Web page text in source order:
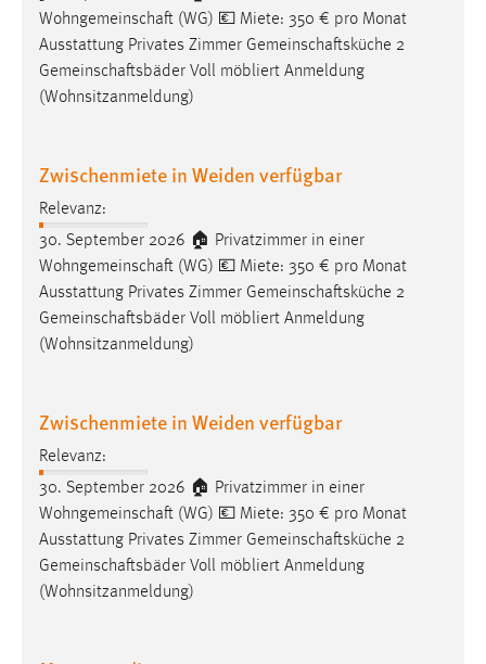
Wohngemeinschaft (WG) 💶 Miete: 350 € pro Monat
Ausstattung Privates Zimmer Gemeinschaftsküche 2
Gemeinschaftsbäder Voll möbliert Anmeldung
(Wohnsitzanmeldung)
Zwischenmiete in Weiden verfügbar
Relevanz:
30. September 2026 🏠 Privatzimmer in einer
Wohngemeinschaft (WG) 💶 Miete: 350 € pro Monat
Ausstattung Privates Zimmer Gemeinschaftsküche 2
Gemeinschaftsbäder Voll möbliert Anmeldung
(Wohnsitzanmeldung)
Zwischenmiete in Weiden verfügbar
Relevanz:
30. September 2026 🏠 Privatzimmer in einer
Wohngemeinschaft (WG) 💶 Miete: 350 € pro Monat
Ausstattung Privates Zimmer Gemeinschaftsküche 2
Gemeinschaftsbäder Voll möbliert Anmeldung
(Wohnsitzanmeldung)
Conversion-Tracking
Cookie Laufzeit:
_fbp
Anbieter:
Zweck:
Conversion-Tracking
EXTERNE MEDIEN
Um Inhalte von Videoplattformen und Social Media
Plattformen anzeigen zu können, werden von diesen
externen Medien Cookies gesetzt.